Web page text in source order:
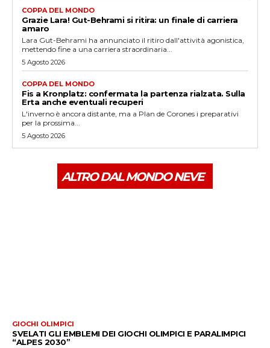
COPPA DEL MONDO
Grazie Lara! Gut-Behrami si ritira: un finale di carriera
amaro
Lara Gut-Behrami ha annunciato il ritiro dall'attività agonistica,
mettendo fine a una carriera straordinaria...
5 Agosto 2026
COPPA DEL MONDO
Fis a Kronplatz: confermata la partenza rialzata. Sulla
Erta anche eventuali recuperi
L'inverno è ancora distante, ma a Plan de Corones i preparativi
per la prossima...
5 Agosto 2026
ALTRO DAL MONDO NEVE
GIOCHI OLIMPICI
SVELATI GLI EMBLEMI DEI GIOCHI OLIMPICI E PARALIMPICI
“ALPES 2030”